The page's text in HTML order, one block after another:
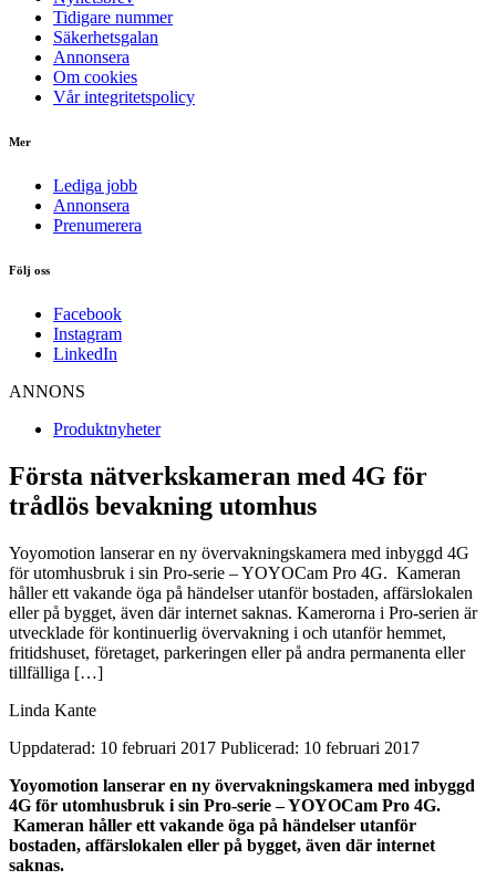
Tidigare nummer
Säkerhetsgalan
Annonsera
Om cookies
Vår integritetspolicy
Mer
Lediga jobb
Annonsera
Prenumerera
Följ oss
Facebook
Instagram
LinkedIn
ANNONS
Produktnyheter
Första nätverkskameran med 4G för
trådlös bevakning utomhus
Yoyomotion lanserar en ny övervakningskamera med inbyggd 4G
för utomhusbruk i sin Pro-serie – YOYOCam Pro 4G. Kameran
håller ett vakande öga på händelser utanför bostaden, affärslokalen
eller på bygget, även där internet saknas. Kamerorna i Pro-serien är
utvecklade för kontinuerlig övervakning i och utanför hemmet,
fritidshuset, företaget, parkeringen eller på andra permanenta eller
tillfälliga […]
Linda Kante
Uppdaterad: 10 februari 2017 Publicerad: 10 februari 2017
Yoyomotion lanserar en ny övervakningskamera med inbyggd
4G för utomhusbruk i sin Pro-serie–YOYOCam Pro 4G.
Kameran håller ett vakande öga på händelser utanför
bostaden, affärslokalen eller på bygget, även där internet
saknas.